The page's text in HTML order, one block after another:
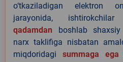
o‘tkaziladigan elektron
jarayonida,
qadamdan boshlab shaxsiy
narx taklifiga nisbatan
miqdoridagi summaga